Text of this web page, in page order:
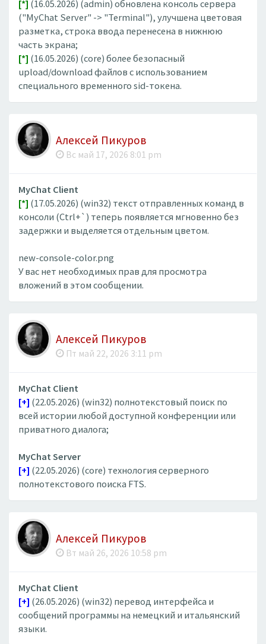
[*] (16.05.2026) (admin) обновлена консоль сервера
("MyChat Server" -> "Terminal"), улучшена цветовая
разметка, строка ввода перенесена в нижнюю
часть экрана;
[*] (16.05.2026) (core) более безопасный
upload/download файлов с использованием
специального временного sid-токена.
Алексей Пикуров
Вс май 17, 2026 8:01 pm
MyChat Client
[*] (17.05.2026) (win32) текст отправленных команд в
консоли (Ctrl+`) теперь появляется мгновенно без
задержки и выделяется отдельным цветом.
new-console-color.png
У вас нет необходимых прав для просмотра
вложений в этом сообщении.
Алексей Пикуров
Пт май 22, 2026 3:11 pm
MyChat Client
[+] (22.05.2026) (win32) полнотекстовый поиск по
всей истории любой доступной конференции или
приватного диалога;
MyChat Server
[+] (22.05.2026) (core) технология серверного
полнотекстового поиска FTS.
Алексей Пикуров
Вт май 26, 2026 10:58 pm
MyChat Client
[+] (26.05.2026) (win32) перевод интерфейса и
сообщений программы на немецкий и итальянский
языки.